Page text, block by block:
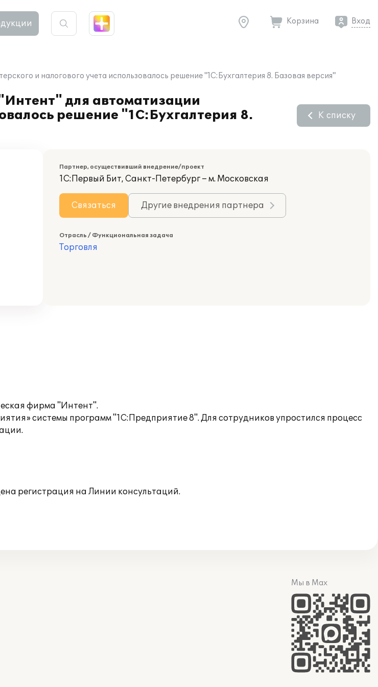
Корзина Вход
и налогового учета использовалось решение "1С:Бухгалтерия 8. Базовая версия"
для автоматизации
решение "1С:Бухгалтерия 8.
К списку
Партнер, осуществивший внедрение/проект
1С:Первый Бит, Санкт-Петербург – м. Московская
Связаться Другие внедрения партнера
Отрасль / Функциональная задача
Торговля
фирма "Интент".
системы программ "1С:Предприятие 8". Для сотрудников упростился процесс
регистрация на Линии консультаций.
Мы в Max